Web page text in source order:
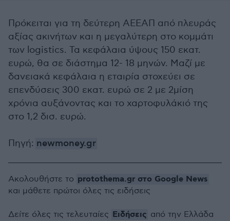
Πρόκειται για τη δεύτερη ΑΕΕΑΠ από πλευράς
αξίας ακινήτων και η μεγαλύτερη στο κομμάτι
των logistics. Τα κεφάλαια ύψους 150 εκατ.
ευρώ, θα σε διάστημα 12- 18 μηνών. Μαζί με
δανειακά κεφάλαια η εταιρία στοχεύει σε
επενδύσεις 300 εκατ. ευρώ σε 2 με 2μίση
χρόνια αυξάνοντας και το χαρτοφυλάκιό της
στο 1,2 δισ. ευρώ.
Πηγή: newmoney.gr
Ακολουθήστε το protothema.gr στο Google News
και μάθετε πρώτοι όλες τις ειδήσεις
Δείτε όλες τις τελευταίες Ειδήσεις από την Ελλάδα